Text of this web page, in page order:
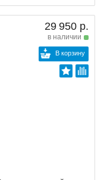
29 950 р.
в наличии
В корзину